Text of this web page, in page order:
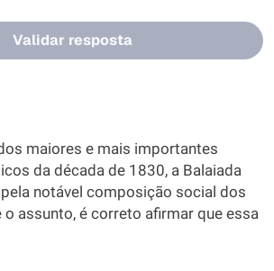
Validar resposta
maiores e mais importantes
da década de 1830, a Balaiada
notável composição social dos
assunto, é correto afirmar que essa